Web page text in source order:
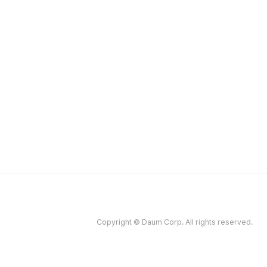
Copyright © Daum Corp. All rights reserved.